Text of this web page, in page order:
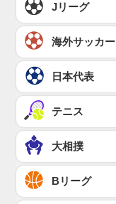
Jリーグ
海外サッカー
日本代表
テニス
大相撲
Bリーグ